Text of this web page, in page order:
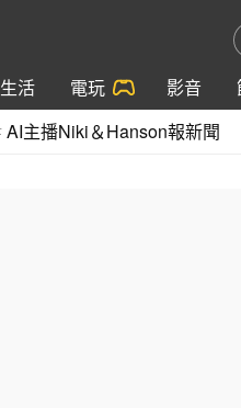
生活 電玩 影音
AI主播Niki＆Hanson報新聞